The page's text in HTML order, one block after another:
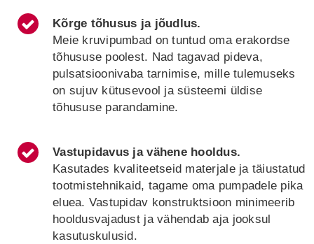
Kõrge tõhusus ja jõudlus.
Meie kruvipumbad on tuntud oma erakordse
tõhususe poolest. Nad tagavad pideva,
pulsatsioonivaba tarnimise, mille tulemuseks
on sujuv kütusevool ja süsteemi üldise
tõhususe parandamine.
Vastupidavus ja vähene hooldus.
Kasutades kvaliteetseid materjale ja täiustatud
tootmistehnikaid, tagame oma pumpadele pika
eluea. Vastupidav konstruktsioon minimeerib
hooldusvajadust ja vähendab aja jooksul
kasutuskulusid.